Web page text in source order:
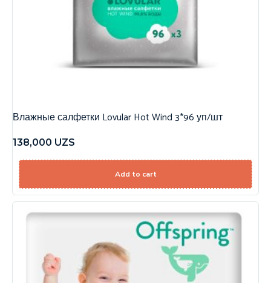
Влажные салфетки Lovular Hot Wind 3*96 уп/шт
138,000 UZS
Add to cart